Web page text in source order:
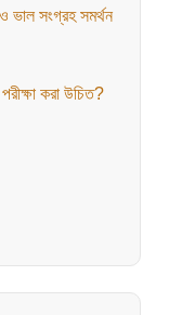
ভাল সংগ্রহ সমর্থন
করা উচিত?